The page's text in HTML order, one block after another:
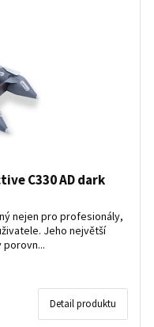
C330 AD dark
nejen pro profesionály,
Jeho největší
Detail produktu